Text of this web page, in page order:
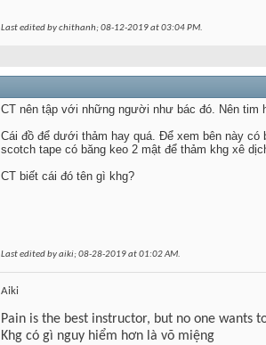
Last edited by chithanh; 08-12-2019 at03:04 PM.
CT nên tập với những người như bác đó. Nên
Cái đồ để dưới thảm hay quá. Để xem bên này
scotch tape có băng keo 2 mật để thảm khg xê
CT biết cái đó tên gì khg?
Last edited by aiki; 08-28-2019 at01:02 AM.
Aiki
Pain is the best instructor, but no one wants
Khg có gì nguy hiểm hơn là võ miệng